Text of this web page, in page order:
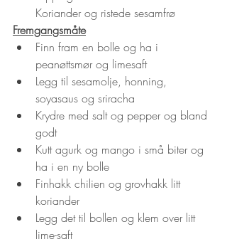
Koriander og ristede sesamfrø
Fremgangsmåte
Finn fram en bolle og ha i
peanøttsmør og limesaft
Legg til sesamolje, honning,
soyasaus og sriracha
Krydre med salt og pepper og bland
godt
Kutt agurk og mango i små biter og
ha i en ny bolle
Finhakk chilien og grovhakk litt
koriander
Legg det til bollen og klem over litt
lime-saft